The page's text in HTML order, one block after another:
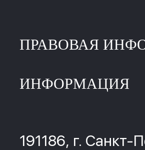
ПРАВОВАЯ
ИНФОРМАЦИЯ
191186, г. Санкт-